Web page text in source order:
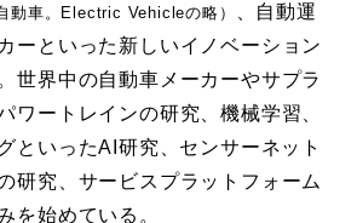
動車。Electric Vehicleの略）
、自動運
ーといった新しいイノベーション
世界中の自動車メーカーやサプラ
ワートレインの研究、機械学習、
といったAI研究、センサーネット
研究、サービスプラットフォーム
を始めている。